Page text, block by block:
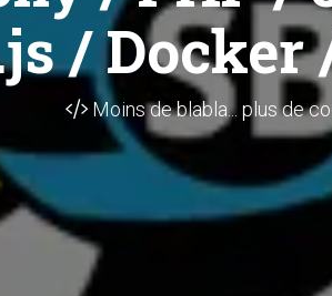
/ Docker
Moins de blabla... plus de